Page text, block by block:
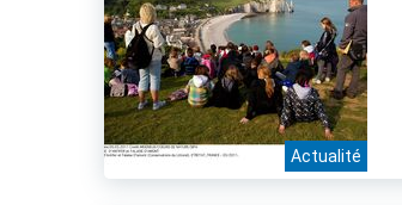
Actualité